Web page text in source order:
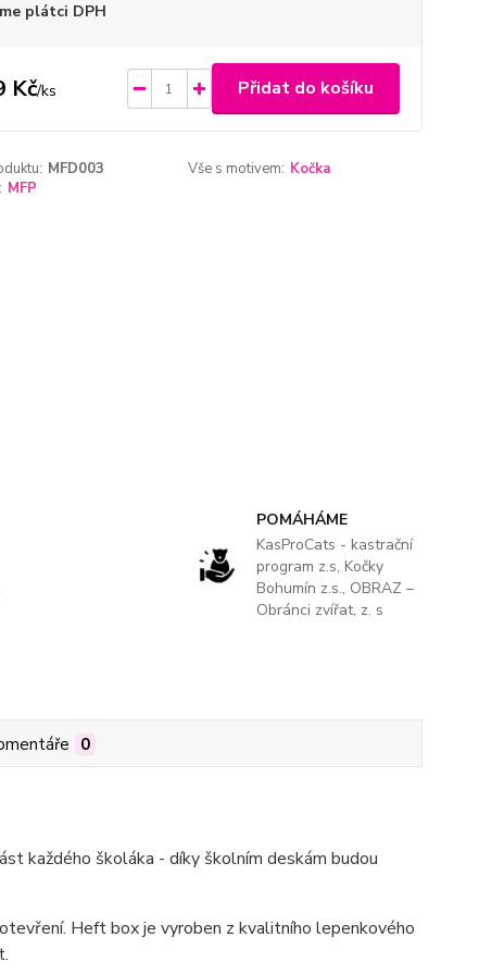
plátci DPH
Kč/ks Přidat do košíku
MFD003 Vše s motivem: Kočka
MFP
POMÁHÁME
KasProCats - kastrační
program z.s, Kočky
Bohumín z.s., OBRAZ –
Obránci zvířat, z. s
0
každého školáka - díky školním deskám budou
Heft box je vyroben z kvalitního lepenkového